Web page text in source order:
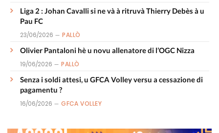
Liga 2 : Johan Cavalli si ne và à ritruvà Thierry Debès à u
Pau FC
23/06/2026 PALLÒ
Olivier Pantaloni hè u novu allenatore di l’OGC Nizza
19/06/2026 PALLÒ
Senza i soldi attesi, u GFCA Volley versu a cessazione di
pagamentu ?
16/06/2026 GFCA VOLLEY